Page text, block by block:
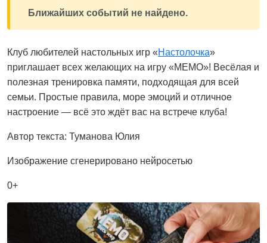
Ближайших событий не найдено.
Клуб любителей настольных игр «Настолочка»
приглашает всех желающих на игру «МЕМО»! Весёлая и
полезная тренировка памяти, подходящая для всей
семьи. Простые правила, море эмоций и отличное
настроение — всё это ждёт вас на встрече клуба!
Автор текста: Туманова Юлия
Изображение сгенерировано нейросетью
0+